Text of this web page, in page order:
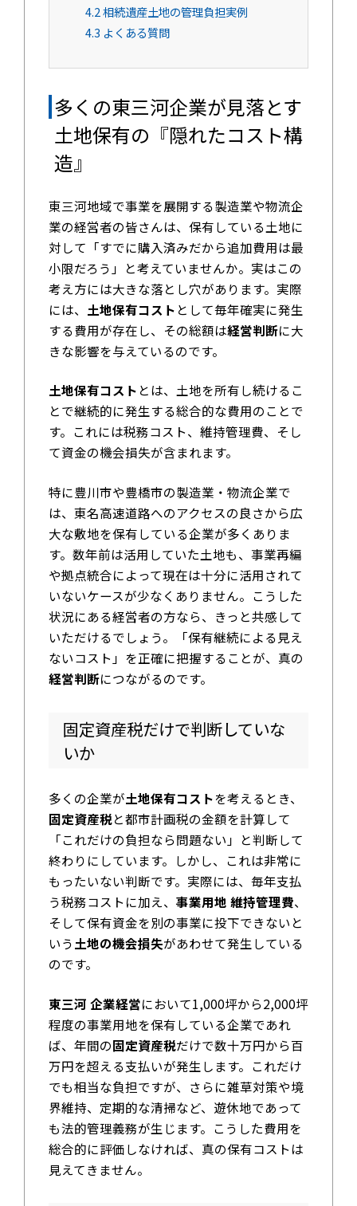
4.2相続遺産土地の管理負担実例
4.3 よくある質問
多くの東三河企業が見落とす
土地保有の『隠れたコスト構
造』
東三河地域で事業を展開する製造業や物流企
業の経営者の皆さんは、保有している土地に
対して「すでに購入済みだから追加費用は最
小限だろう」と考えていませんか。実はこの
考え方には大きな落とし穴があります。実際
には、
土地保有コスト として毎年確実に発生
する費用が存在し、その総額は経営判断に大
きな影響を与えているのです。
土地保有コスト とは、土地を所有し続けるこ
とで継続的に発生する総合的な費用のことで
す。これには税務コスト、維持管理費、そし
て資金の機会損失が含まれます。
特に豊川市や豊橋市の製造業・物流企業で
は、東名高速道路へのアクセスの良さから広
大な敷地を保有している企業が多くありま
す。数年前は活用していた土地も、事業再編
や拠点統合によって現在は十分に活用されて
いないケースが少なくありません。こうした
状況にある経営者の方なら、きっと共感して
いただけるでしょう。「保有継続による見え
ないコスト」を正確に把握することが、真の
経営判断につながるのです。
固定資産税だけで判断していな
いか
多くの企業が土地保有コストを考えるとき、
固定資産税と都市計画税の金額を計算して
「これだけの負担なら問題ない」と判断して
終わりにしています。しかし、これは非常に
もったいない判断です。実際には、毎年支払
う税務コストに加え、 事業用地 維持管理費、
そして保有資金を別の事業に投下できないと
いう 土地の機会損失があわせて発生している
のです。
東三河 企業経営において1,000坪から2,000坪
程度の事業用地を保有している企業であれ
ば、年間の固定資産税だけで数十万円から百
万円を超える支払いが発生します。これだけ
でも相当な負担ですが、さらに雑草対策や境
界維持、定期的な清掃など、遊休地であって
も法的管理義務が生じます。こうした費用を
総合的に評価しなければ、真の保有コストは
見えてきません。